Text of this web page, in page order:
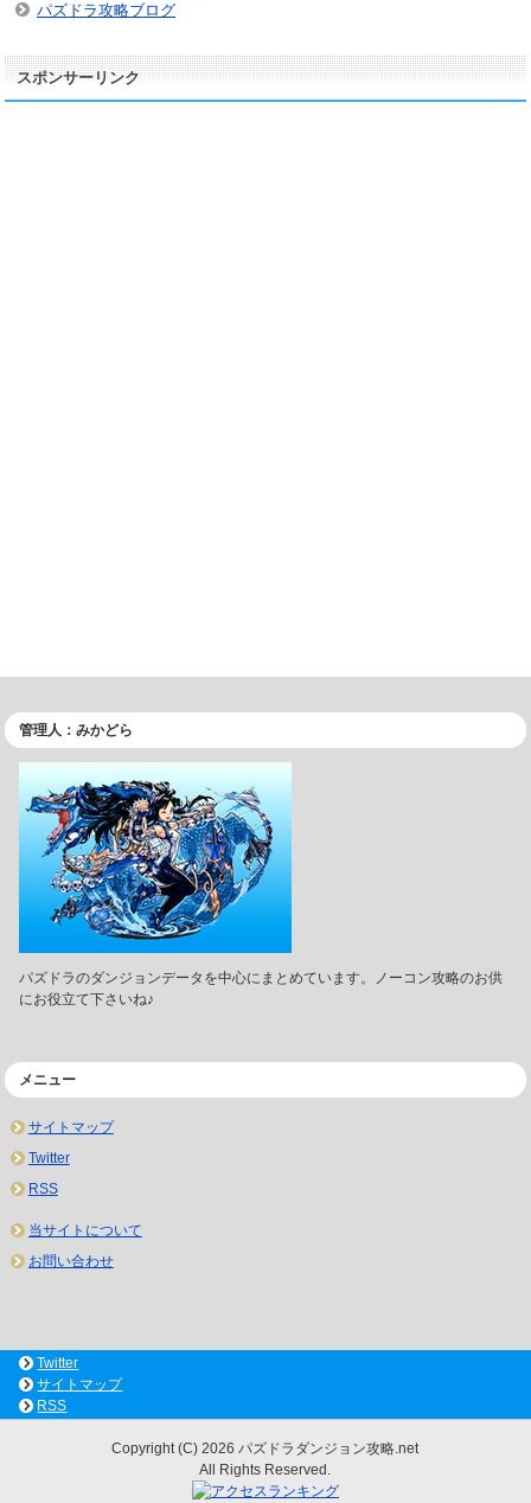
パズドラ攻略ブログ
スポンサーリンク
管理人：みかどら
パズドラのダンジョンデータを中心にまとめています。ノーコン攻略のお供
にお役立て下さいね♪
メニュー
サイトマップ
Twitter
RSS
当サイトについて
お問い合わせ
Twitter
サイトマップ
RSS
Copyright (C) 2026 パズドラダンジョン攻略.net
All Rights Reserved.